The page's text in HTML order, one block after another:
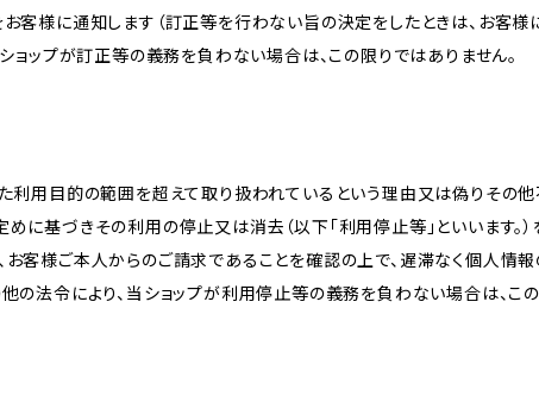
客様に通知します（訂正等を行わない旨の決定をしたときは、お客様
ョップが訂正等の義務を負わない場合は、この限りではありません。
利用目的の範囲を超えて取り扱われているという理由又は偽りその
に基づきその利用の停止又は消去（以下「利用停止等」といいます。）
客様ご本人からのご請求であることを確認の上で、遅滞なく個人情
の法令により、当ショップが利用停止等の義務を負わない場合は、こ